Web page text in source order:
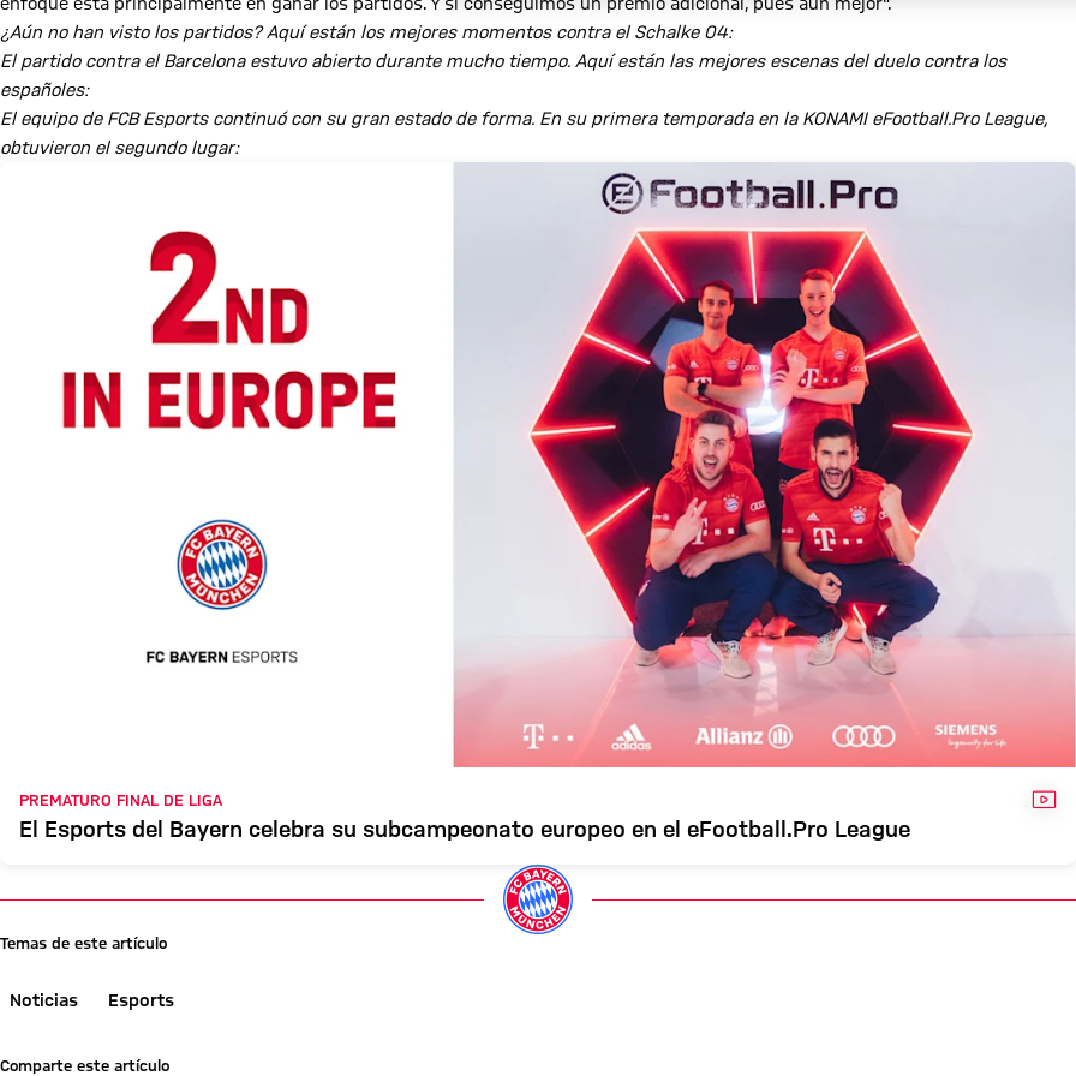
¿Aún no han visto los partidos? Aquí están los mejores momentos contra el Schalke 04:
Reproducir vídeo
El partido contra el Barcelona estuvo abierto durante mucho tiempo. Aquí están las mejores escenas del duelo contra los
españoles:
Reproducir vídeo
El equipo de FCB Esports continuó con su gran estado de forma. En su primera temporada en la KONAMI eFootball.Pro League,
obtuvieron el segundo lugar:
PREMATURO FINAL DE LIGA
El Esports del Bayern celebra su subcampeonato europeo en el eFootball.Pro League
Temas de este artículo
Noticias Esports
Comparte este artículo